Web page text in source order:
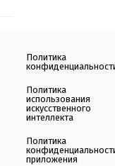
Политика
Политика
использования
искусственного
интеллекта
Политика
приложения